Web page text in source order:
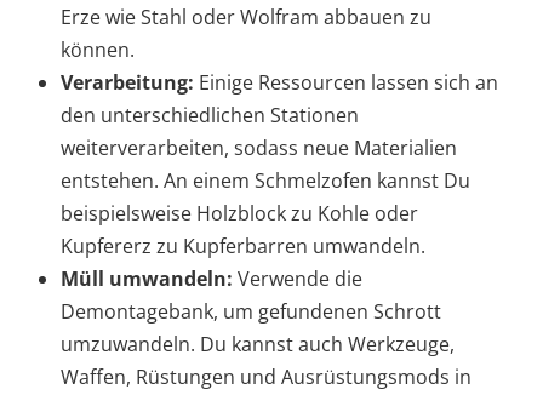
Erze wie Stahl oder Wolfram abbauen zu
können.
Verarbeitung: Einige Ressourcen lassen sich an
den unterschiedlichen Stationen
weiterverarbeiten, sodass neue Materialien
entstehen. An einem Schmelzofen kannst Du
beispielsweise Holzblock zu Kohle oder
Kupfererz zu Kupferbarren umwandeln.
Müll umwandeln: Verwende die
Demontagebank, um gefundenen Schrott
umzuwandeln. Du kannst auch Werkzeuge,
Waffen, Rüstungen und Ausrüstungsmods in